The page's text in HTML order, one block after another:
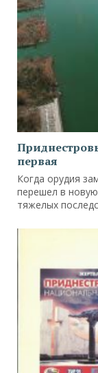
первая
Когда орудия
перешел в
тяжелых